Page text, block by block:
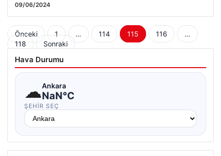
09/06/2024
Yazı
sayfalaması
Önceki 1 … 114 115 116
…
118
Sonraki
Hava Durumu
☁Ankara
NaN°C
ŞEHIR SEÇ